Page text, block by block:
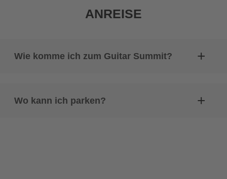
ANREISE
Wie komme ich zum Guitar Summit?
Wo kann ich parken?